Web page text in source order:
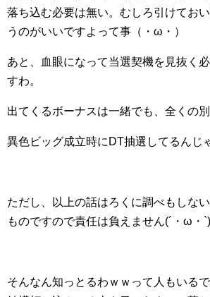
落ち込む必要は無い。むしろ引けてお
うのがいいですよって事（・ω・）
あと、血眼になって当選契機を見抜く
すわ。
出てくるボーナスは一緒でも、全くの別
異色ビッグ成立時にDT抽選してるんじ
ただし、以上の話はろくに調べもしな
ものですので責任は負えません(´・ω・
そんなん知っとるわｗｗって人もいる